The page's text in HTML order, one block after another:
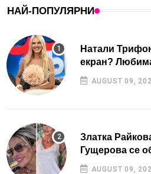
НАЙ-ПОПУЛЯРНИ
Натали
екран?
AUGUST 09,
Златка
Гущерова се
AUGUST 09,